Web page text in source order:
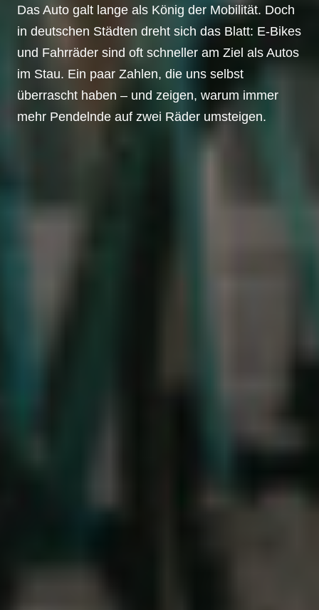
Das Auto galt lange als König der Mobilität. Doch
in deutschen Städten dreht sich das Blatt: E-Bikes
und Fahrräder sind oft schneller am Ziel als Autos
im Stau. Ein paar Zahlen, die uns selbst
überrascht haben – und zeigen, warum immer
mehr Pendelnde auf zwei Räder umsteigen.